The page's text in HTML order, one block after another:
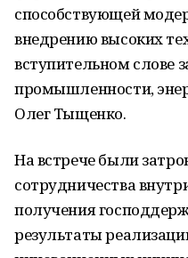
способствующей
внедрению высоких
вступительном слове
промышленности,
Олег Тыщенко.
На встрече были
сотрудничества
получения
результаты